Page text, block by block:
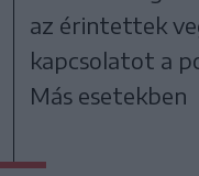
az érintettek
kapcsolatot a
Más esetekben